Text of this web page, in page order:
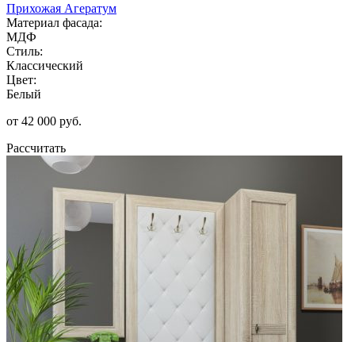
Прихожая Агератум
Материал фасада:
МДФ
Стиль:
Классический
Цвет:
Белый
от 42 000 руб.
Рассчитать